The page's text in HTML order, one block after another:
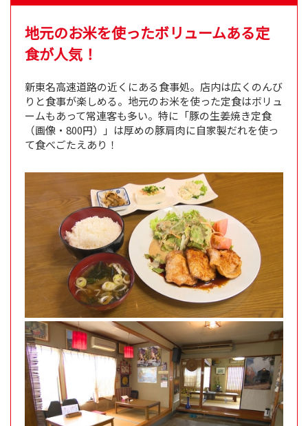
地元のお米を使ったボリュームある定
食が人気！
新東名高速道路の近くにある食事処。店内は広くのんび
りと食事が楽しめる。地元のお米を使った定食はボリュ
ームもあって常連客も多い。特に「豚の生姜焼き定食
（画像・800円）」は厚めの豚肩肉に自家製だれを使っ
て食べごたえあり！